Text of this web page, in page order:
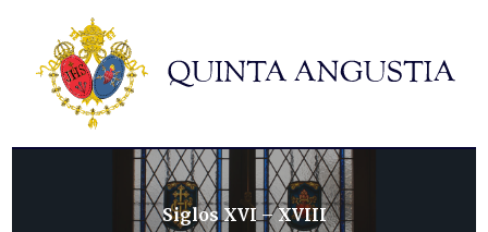
Hermandad
Titulares
Historia y patrimonio
Noticias
Siglos XVI – XVIII